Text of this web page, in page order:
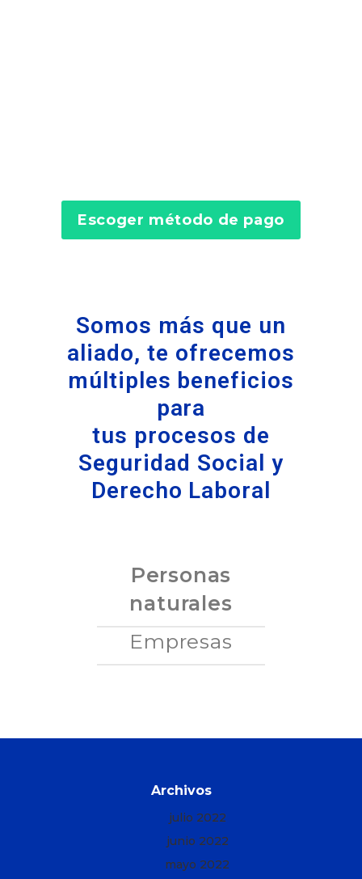
Escoger método de pago
Somos más que un
aliado, te ofrecemos
múltiples beneficios
para
tus procesos de
Seguridad Social y
Derecho Laboral
Personas
naturales
Empresas
Archivos
julio 2022
junio 2022
mayo 2022